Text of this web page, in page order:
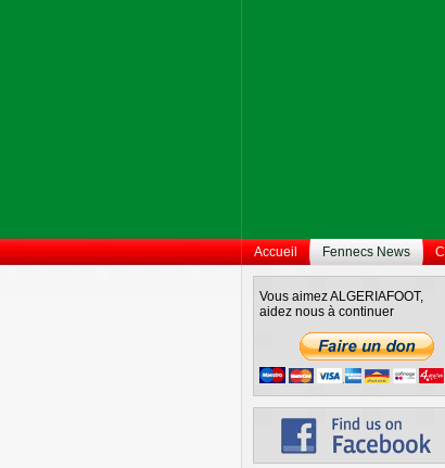
Accueil Fennecs News
Vous aimez ALGERIAFOOT,
aidez nous à continuer